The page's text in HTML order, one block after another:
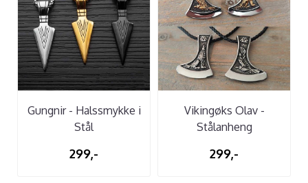
Gungnir - Halssmykke i
Stål
299,-
Vikingøks Olav -
Stålanheng
299,-